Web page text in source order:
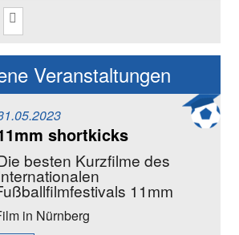
Veranstaltungen
shortkicks
besten Kurzfilme des
11mm
in Nürnberg